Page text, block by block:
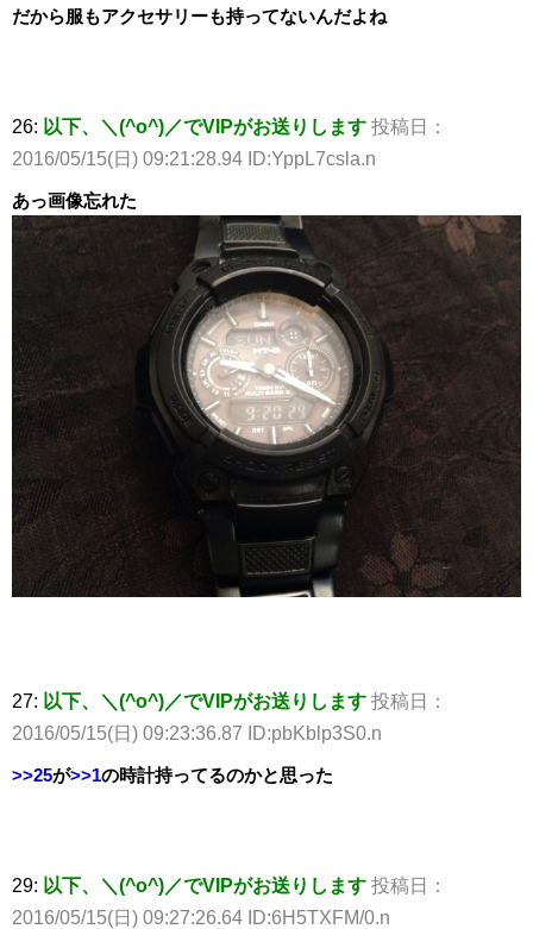
だから服もアクセサリーも持ってないんだよね
26: 以下、＼(^o^)／でVIPがお送りします 投稿日：
2016/05/15(日) 09:21:28.94 ID:YppL7csla.n
あっ画像忘れた
27: 以下、＼(^o^)／でVIPがお送りします 投稿日：
2016/05/15(日) 09:23:36.87 ID:pbKblp3S0.n
>>25が>>1の時計持ってるのかと思った
29: 以下、＼(^o^)／でVIPがお送りします 投稿日：
2016/05/15(日) 09:27:26.64 ID:6H5TXFM/0.n